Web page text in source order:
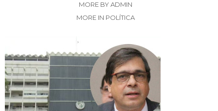
MORE BY ADMIN
MORE IN POLÍTICA